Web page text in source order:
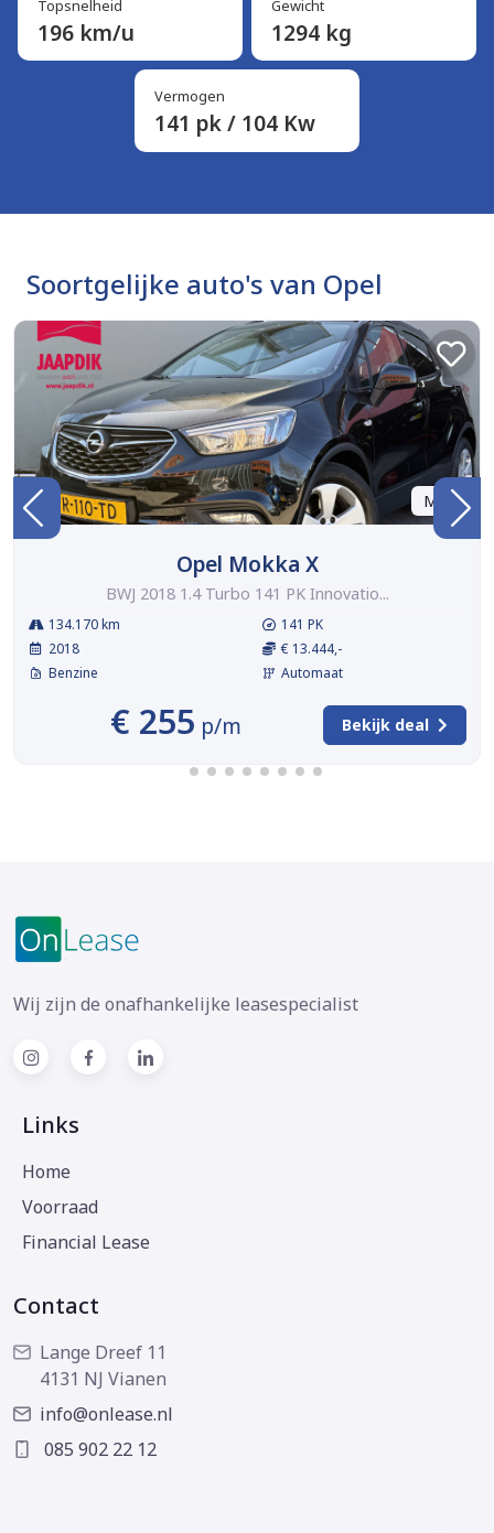
Topsnelheid
196 km/u
Gewicht
1294 kg
Vermogen
141 pk / 104 Kw
Soortgelijke auto's van Opel
Marge
Opel Mokka X
BWJ 2018 1.4 Turbo 141 PK Innovatio...
134.170 km
2018
Benzine
141 PK
€ 13.444,-
Automaat
€ 255 p/m Bekijk deal
Wij zijn de onafhankelijke leasespecialist
Links
Home
Voorraad
Financial Lease
Contact
Lange Dreef 11
4131 NJ Vianen
info@onlease.nl
085 902 22 12